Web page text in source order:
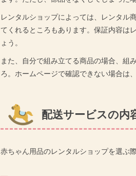
レンタルショップによっては、レンタル
てくれるところもあります。保証内容は
ょう。
また、自分で組み立てる商品の場合、組
ろ。ホームページで確認できない場合は
配送サービスの内
赤ちゃん用品のレンタルショップを選ぶ